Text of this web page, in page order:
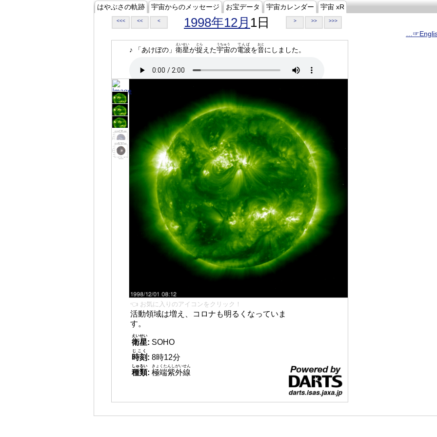
はやぶさの軌跡 宇宙からのメッセージ お宝データ 宇宙カレンダー 宇宙 xR
<<< << < 1998年12月 1日 > >> >>>
♪ 「あけぼの」 衛星
えいせい
が捉
とら
えた宇宙
うちゅう
の電波
でんぱ
を音
おと
にしました。
👈 お気に入りのアイコンをクリック！
活動領域は増え、コロナも明るくなっていま
す。
衛星
えいせい
: SOHO
時刻
じこく
: 8時12分
種類
しゅるい
: 極端紫外線
きょくたんしがいせん